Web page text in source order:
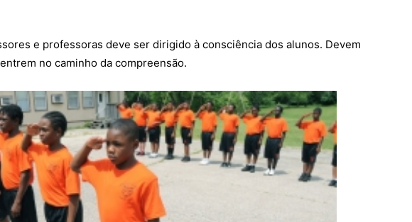
e professoras deve ser dirigido à consciência dos alunos. Devem
no caminho da compreensão.